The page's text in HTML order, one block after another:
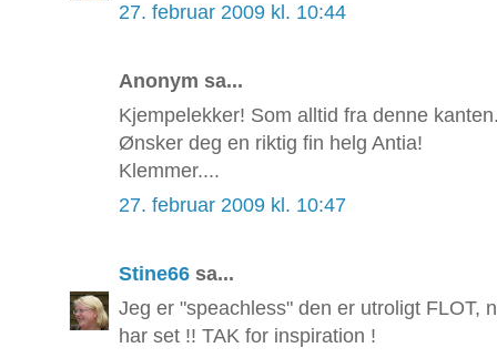
27. februar 2009 kl. 10:44
Anonym sa...
Kjempelekker! Som alltid fra denne
Ønsker deg en riktig fin helg Antia!
Klemmer....
27. februar 2009 kl. 10:47
Stine66 sa...
Jeg er "speachless" den er utroligt FLOT,
har set !! TAK for inspiration !